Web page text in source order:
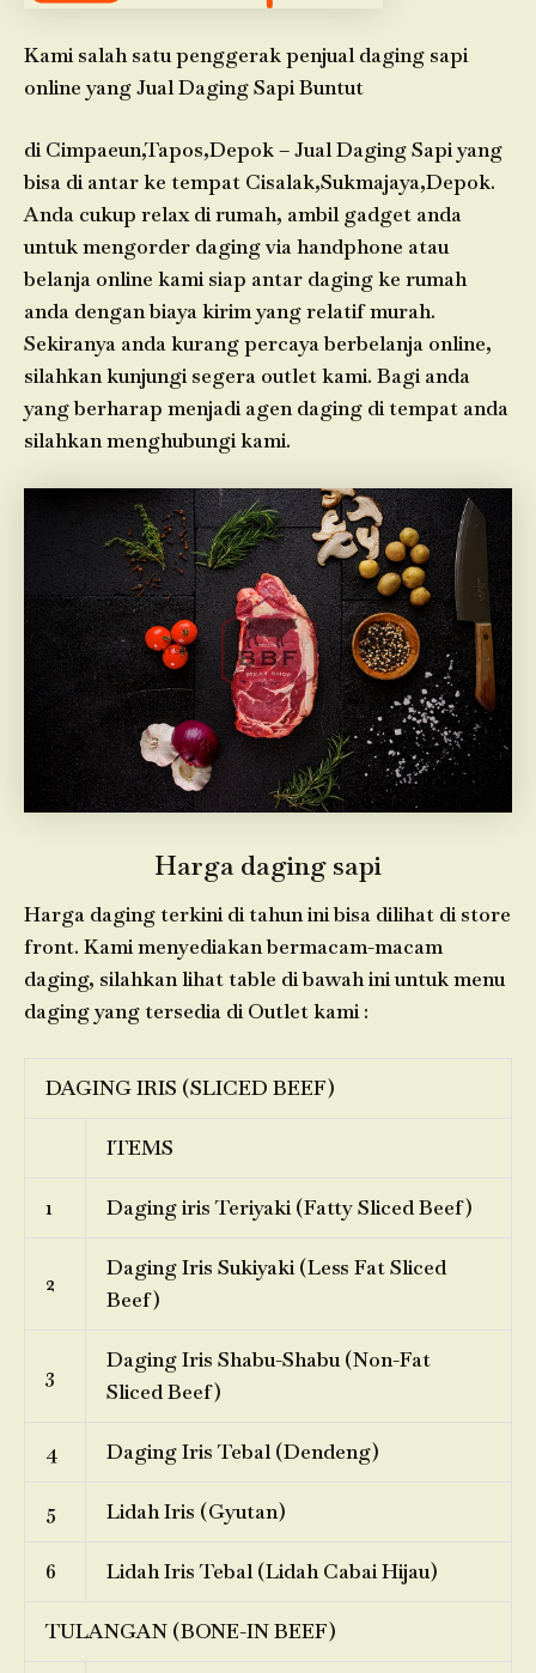
Kami salah satu penggerak penjual daging sapi
online yang Jual Daging Sapi Buntut
di Cimpaeun,Tapos,Depok – Jual Daging Sapi yang
bisa di antar ke tempat Cisalak,Sukmajaya,Depok.
Anda cukup relax di rumah, ambil gadget anda
untuk mengorder daging via handphone atau
belanja online kami siap antar daging ke rumah
anda dengan biaya kirim yang relatif murah.
Sekiranya anda kurang percaya berbelanja online,
silahkan kunjungi segera outlet kami. Bagi anda
yang berharap menjadi agen daging di tempat anda
silahkan menghubungi kami.
Harga daging sapi
Harga daging terkini di tahun ini bisa dilihat di store
front. Kami menyediakan bermacam-macam
daging, silahkan lihat table di bawah ini untuk menu
daging yang tersedia di Outlet kami :
DAGING IRIS (SLICED BEEF)
ITEMS
1 Daging iris Teriyaki (Fatty Sliced Beef)
2
Daging Iris Sukiyaki (Less Fat Sliced
Beef)
3
Daging Iris Shabu-Shabu (Non-Fat
Sliced Beef)
4 Daging Iris Tebal (Dendeng)
5 Lidah Iris (Gyutan)
6 Lidah Iris Tebal (Lidah Cabai Hijau)
TULANGAN (BONE-IN BEEF)